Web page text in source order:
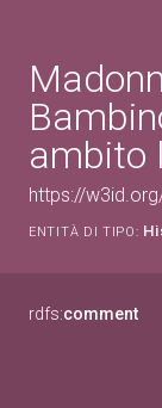
ambito
https://
ENTITÀ DI TIPO:
rdfs:comment